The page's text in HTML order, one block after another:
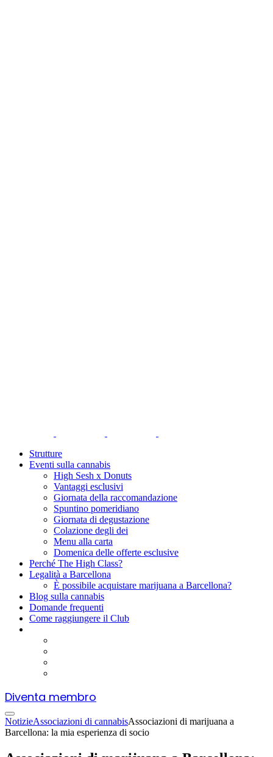
Strutture
Eventi sulla cannabis
High Sesh x Donuts
Vantaggi esclusivi
Giornata della raccomandazione
Spuntino pomeridiano
Giornata di degustazione
Colazione degli dei
Menu alla carta
Domenica delle offerte esclusive
Perché The High Class?
Legalità a Barcellona
È possibile acquistare marijuana a Barcellona?
Blog sulla cannabis
Domande frequenti
Come raggiungere il Club
Diventa membro
NotizieAssociazioni di cannabisAssociazioni di marijuana a
Barcellona: la mia esperienza di socio